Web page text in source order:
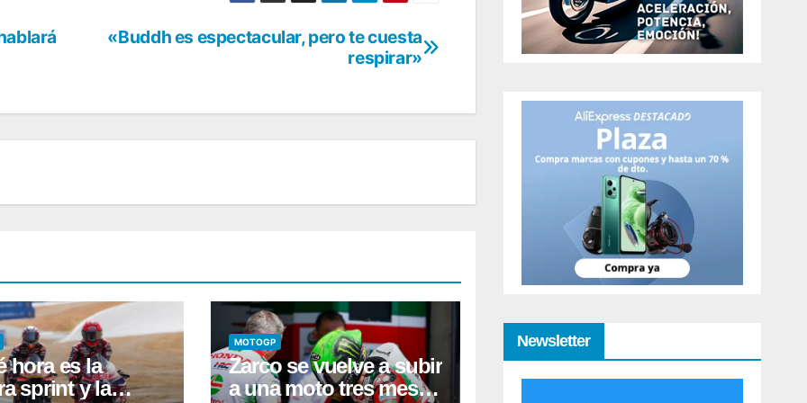
«Buddh es espectacular, pero te cuesta
respirar»
hora es la
sprint y la
MOTOGP
Zarco se vuelve a subir
a una moto tres meses
Newsletter